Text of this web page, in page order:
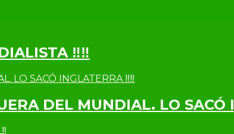
‼‼
DEL MUNDIAL. LO SACÓ